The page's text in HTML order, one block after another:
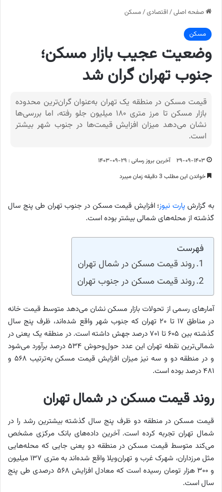
صفحه اصلی/ اقتصادی/مسکن
مسکن
وضعیت عجیب بازار مسکن؛
جنوب تهران گران شد
قیمت مسکن در منطقه یک تهران به‌عنوان گران‌ترین محدوده
بازار مسکن تا مرز متری ۱۸۰ میلیون جلو رفته، اما بررسی‌ها
نشان می‌دهد میزان افزایش قیمت‌ها در جنوب شهر بیشتر
است.
۲۹-۰۹-۱۴۰۳
آخرین بروز رسانی : ۲۹-۰۹-۱۴۰۳
خواندن این مطلب 3 دقیقه زمان میبرد
به گزارش پارت نیوز؛ افزایش قیمت مسکن در جنوب تهران طی پنج سال
گذشته از محله‌های شمالی بیشتر بوده است.
فهرست
روند قیمت مسکن در شمال تهران
روند قیمت مسکن در جنوب تهران
آمار‌های رسمی از تحولات بازار مسکن نشان می‌دهد متوسط قیمت خانه
در مناطق ۱۷ تا ۲۰ تهران که جنوب شهر واقع شده‌اند، ظرف پنج سال
گذشته بین ۶۰۵ تا ۷۰۱ درصد جهش داشته است. در منطقه یک یعنی در
شمالی‌ترین نقطه تهران این عدد حول‌وحوش ۵۳۴ درصد برآورد می‌شود
و در منطقه دو و سه نیز میزان افزایش قیمت مسکن به‌ترتیب ۵۶۸ و
۴۸۱ درصد بوده است.
روند قیمت مسکن در شمال تهران
قیمت مسکن در منطقه دو ظرف پنج سال گذشته بیشترین رشد را در
شمال تهران تجربه کرده است. آخرین داده‌های بانک مرکزی مشخص
می‌کند متوسط قیمت مسکن در منطقه دو یعنی جایی که محله‌هایی
مثل مرزداران، شهرک غرب و تهران‌ویلا واقع شده‌اند به متری ۱۳۷ میلیون
و ۳۰۰ هزار تومان رسیده است که معادل افزایش ۵۶۸ درصدی طی پنج
سال است.